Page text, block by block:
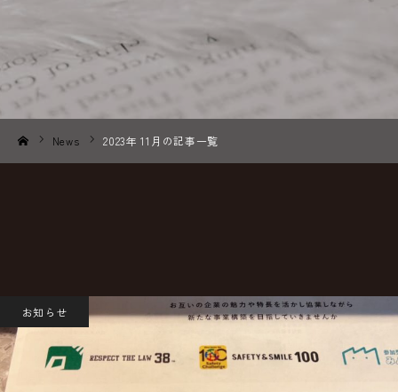
News 2023年 11月の記事一覧
お知らせ